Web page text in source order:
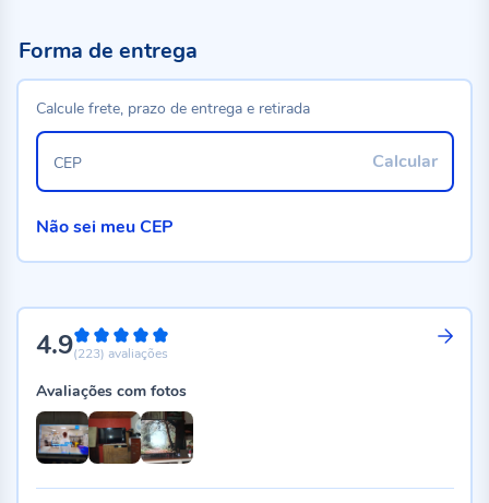
4.998%
(223) avaliações
Avaliações com fotos
Forma de entrega
Calcule frete, prazo de entrega e retirada
Calcular
CEP
Não sei meu CEP